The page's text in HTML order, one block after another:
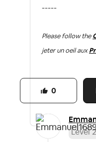
-----
Please follow the
jeter un oeil aux
0
Level 2